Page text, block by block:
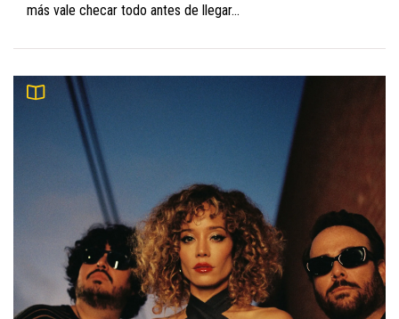
más vale checar todo antes de llegar...